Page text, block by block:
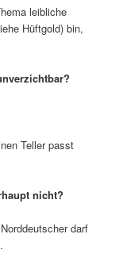
leibliche
Hüftgold) bin,
Teller passt
nicht?
darf